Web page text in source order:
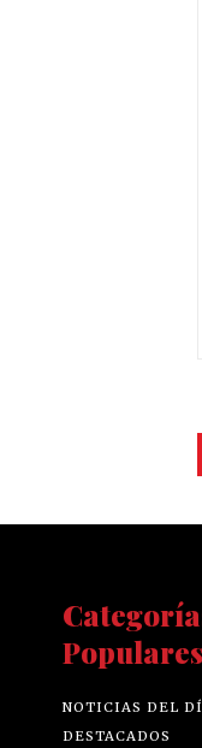
Populares
NOTICIAS DEL
DESTACADOS